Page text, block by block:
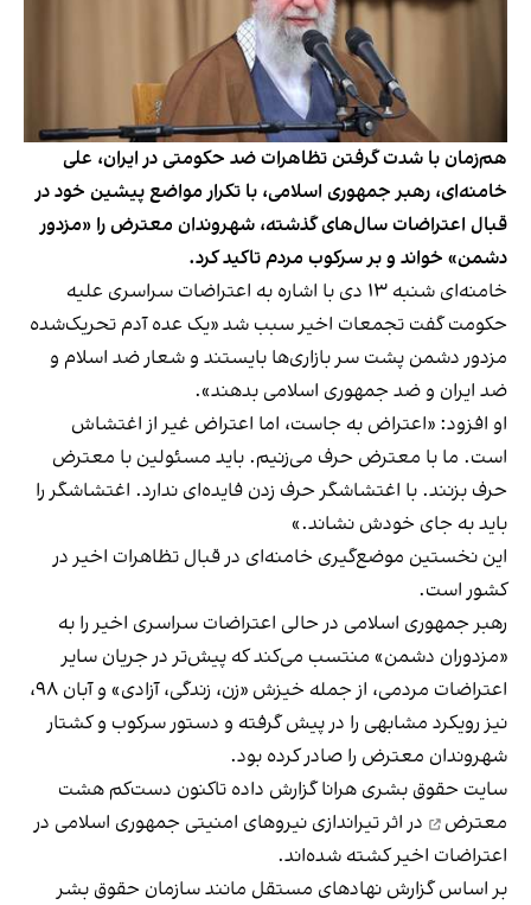
هم‌زمان با شدت گرفتن تظاهرات ضد حکومتی در ایران، علی
خامنه‌ای، رهبر جمهوری اسلامی، با تکرار مواضع پیشین خود در
قبال اعتراضات سال‌های گذشته، شهروندان معترض را «مزدور
دشمن» خواند و بر سرکوب مردم تاکید کرد.
خامنه‌ای شنبه ۱۳ دی با اشاره به اعتراضات سراسری علیه
حکومت گفت تجمعات اخیر سبب شد «یک عده آدم تحریک‌شده‌
مزدور دشمن پشت سر بازاری‌ها بایستند و شعار ضد اسلام و
ضد ایران و ضد جمهوری اسلامی بدهند».
او افزود: «اعتراض به جاست، اما اعتراض غیر از اغتشاش
است. ما با معترض حرف می‌زنیم. باید مسئولین با معترض
حرف بزنند. با اغتشاشگر حرف زدن فایده‌ای ندارد. اغتشاشگر را
باید به جای خودش نشاند.»
این نخستین موضع‌گیری خامنه‌ای در قبال تظاهرات اخیر در
کشور است.
رهبر جمهوری اسلامی در حالی اعتراضات سراسری اخیر را به
«مزدوران دشمن» منتسب می‌کند که پیش‌تر در جریان سایر
اعتراضات مردمی، از جمله خیزش «زن، زندگی، آزادی» و آبان ۹۸،
نیز رویکرد مشابهی را در پیش گرفته و دستور سرکوب و کشتار
شهروندان معترض را صادر کرده بود.
سایت حقوق بشری هرانا گزارش داده تاکنون دست‌کم هشت
معترض
در اثر تیراندازی نیروهای امنیتی جمهوری اسلامی در
اعتراضات اخیر کشته شده‌اند.
بر اساس گزارش نهادهای مستقل مانندسازمان حقوق بشر